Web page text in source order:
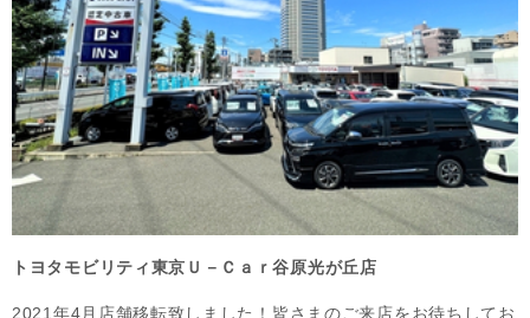
トヨタモビリティ東京Ｕ－Ｃａｒ谷原光が丘店
2021年4月店舗移転致しました！皆さまのご来店をお待ちしてお